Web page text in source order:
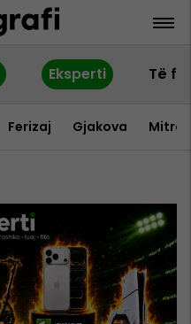
Eksperti Të
Ferizaj Gjakova